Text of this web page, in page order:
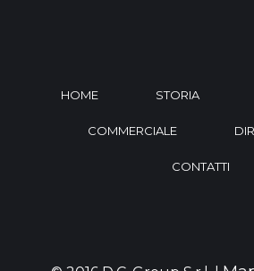
HOME STORIA
COMMERCIALE
CONTATTI